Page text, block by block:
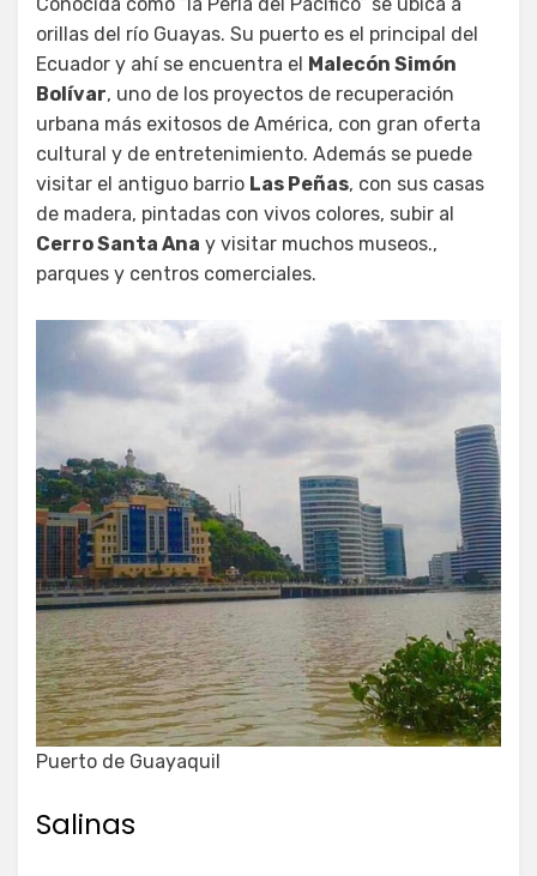
Conocida como “la Perla del Pacífico” se ubica a
orillas del río Guayas. Su puerto es el principal del
Ecuador y ahí se encuentra el Malecón Simón
Bolívar, uno de los proyectos de recuperación
urbana más exitosos de América, con gran oferta
cultural y de entretenimiento. Además se puede
visitar el antiguo barrio Las Peñas, con sus casas
de madera, pintadas con vivos colores, subir al
Cerro Santa Ana y visitar muchos museos.,
parques y centros comerciales.
Puerto de Guayaquil
Salinas